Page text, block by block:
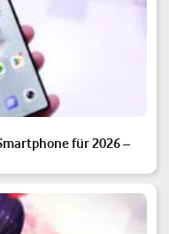
für 2026 –